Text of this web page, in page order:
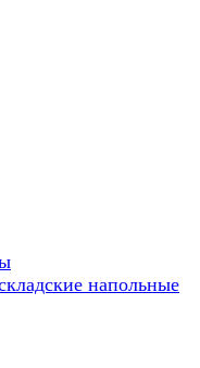
напольные